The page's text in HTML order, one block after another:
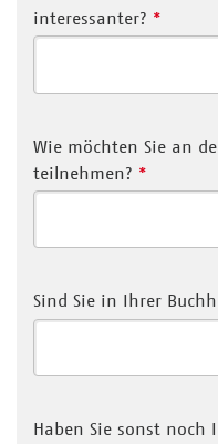
interessanter? *
Wie möchten Sie an
teilnehmen? *
Sind Sie in Ihrer
Haben Sie sonst noch